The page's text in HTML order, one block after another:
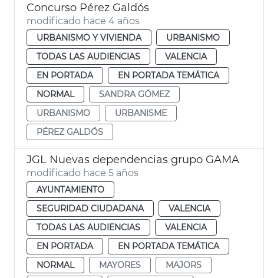
Concurso Pérez Galdós
modificado hace 4 años
URBANISMO Y VIVIENDA
URBANISMO
TODAS LAS AUDIENCIAS
VALENCIA
EN PORTADA
EN PORTADA TEMÁTICA
NORMAL
SANDRA GÓMEZ
URBANISMO
URBANISME
PÉREZ GALDÓS
JGL Nuevas dependencias grupo GAMA
modificado hace 5 años
AYUNTAMIENTO
SEGURIDAD CIUDADANA
VALENCIA
TODAS LAS AUDIENCIAS
VALENCIA
EN PORTADA
EN PORTADA TEMÁTICA
NORMAL
MAYORES
MAJORS